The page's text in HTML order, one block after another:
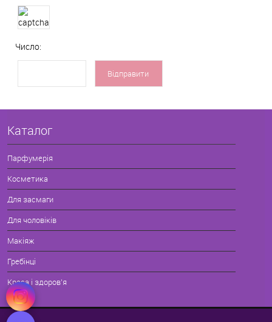
Число:
Каталог
Парфумерія
Косметика
Для засмаги
Для чоловіків
Макіяж
Гребінці
Краса і здоров'я